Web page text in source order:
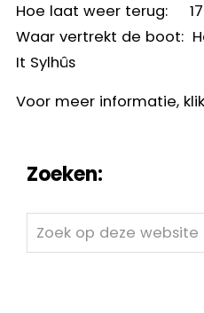
Hoe laat weer terug:
Waar vertrekt de boot:
It Sylhûs
Voor meer informatie,
Zoeken:
Zoek
op